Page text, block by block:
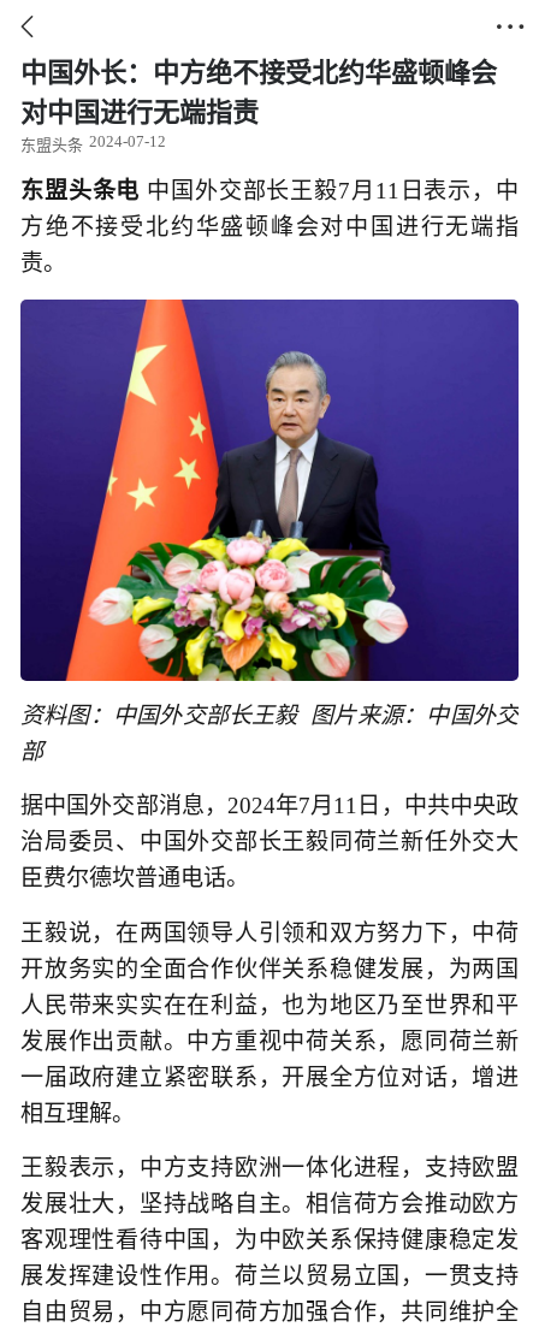
 
中国外长：中方绝不接受北约华盛顿峰会
对中国进行无端指责
东盟头条 2024-07-12
东盟头条电 中国外交部长王毅7月11日表示，中
方绝不接受北约华盛顿峰会对中国进行无端指
责。
资料图：中国外交部长王毅 图片来源：中国外交
部
据中国外交部消息，2024年7月11日，中共中央政
治局委员、中国外交部长王毅同荷兰新任外交大
臣费尔德坎普通电话。
王毅说，在两国领导人引领和双方努力下，中荷
开放务实的全面合作伙伴关系稳健发展，为两国
人民带来实实在在利益，也为地区乃至世界和平
发展作出贡献。中方重视中荷关系，愿同荷兰新
一届政府建立紧密联系，开展全方位对话，增进
相互理解。
王毅表示，中方支持欧洲一体化进程，支持欧盟
发展壮大，坚持战略自主。相信荷方会推动欧方
客观理性看待中国，为中欧关系保持健康稳定发
展发挥建设性作用。荷兰以贸易立国，一贯支持
自由贸易，中方愿同荷方加强合作，共同维护全